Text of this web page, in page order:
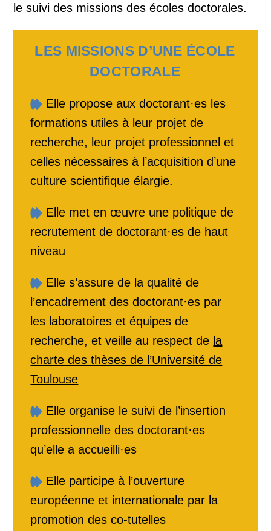
le suivi des missions des écoles doctorales.
LES MISSIONS D’UNE ÉCOLE
DOCTORALE
Elle propose aux doctorant·es les
formations utiles à leur projet de
recherche, leur projet professionnel et
celles nécessaires à l’acquisition d’une
culture scientifique élargie.
Elle met en œuvre une politique de
recrutement de doctorant·es de haut
niveau
Elle s’assure de la qualité de
l’encadrement des doctorant·es par
les laboratoires et équipes de
recherche, et veille au respect de la
charte des thèses de l’Université de
Toulouse
Elle organise le suivi de l’insertion
professionnelle des doctorant·es
qu’elle a accueilli·es
Elle participe à l’ouverture
européenne et internationale par la
promotion des co-tutelles